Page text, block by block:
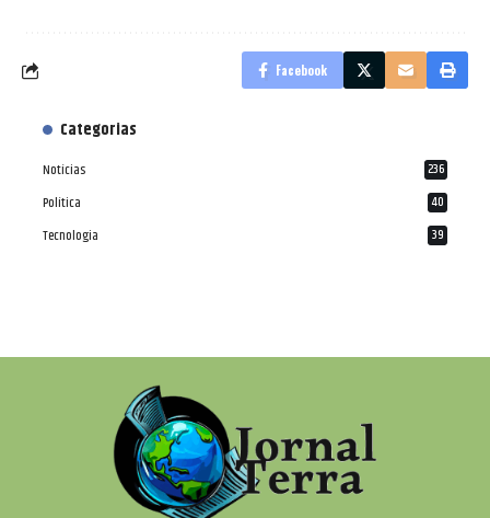
Facebook
Categorias
Notícias 236
Política 40
Tecnologia 39